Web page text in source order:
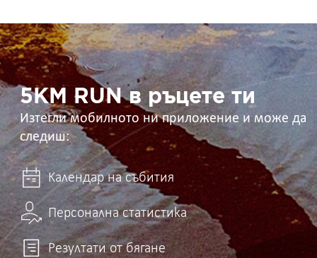
5KM
RUN
в
ръцете
ти 5KM RUN в ръцете ти
Изтегли мобилното ни приложение и може да
следиш:
Календар на събития
Персонална статистика
Резултати от бягане